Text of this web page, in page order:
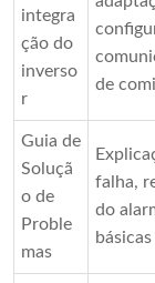
integra
ção do
inverso
r
de
Guia de
Soluçã
o de
Proble
mas
falha,
do